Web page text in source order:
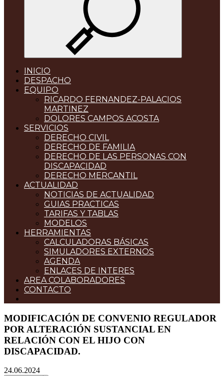
INICIO
DESPACHO
EQUIPO
RICARDO FERNANDEZ-PALACIOS
MARTINEZ
DOLORES CAMPOS ACOSTA
SERVICIOS
DERECHO CIVIL
DERECHO DE FAMILIA
DERECHO DE LAS PERSONAS CON
DISCAPACIDAD
DERECHO MERCANTIL
ACTUALIDAD
NOTICIAS DE ACTUALIDAD
GUIAS PRACTICAS
TARIFAS Y TABLAS
MODELOS
HERRAMIENTAS
CALCULADORAS BÁSICAS
SIMULADORES EXTERNOS
AGENDA
ENLACES DE INTERES
AREA COLABORADORES
CONTACTO
MODIFICACIÓN DE CONVENIO REGULADOR
POR ALTERACIÓN SUSTANCIAL EN
RELACIÓN CON EL HIJO CON
DISCAPACIDAD.
24.06.2024